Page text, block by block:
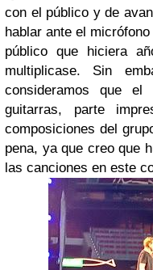
con el público y de
hablar ante el
público que hiciera
multiplicase. Sin
consideramos que
guitarras, parte
composiciones del
pena, ya que creo que
las canciones en este